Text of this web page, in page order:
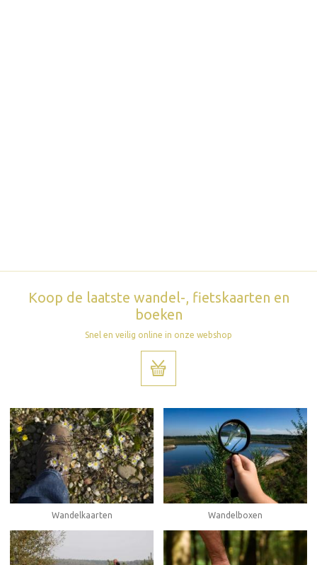
Koop de laatste wandel-, fietskaarten en
boeken
Snel en veilig online in onze webshop
Wandelkaarten Wandelboxen